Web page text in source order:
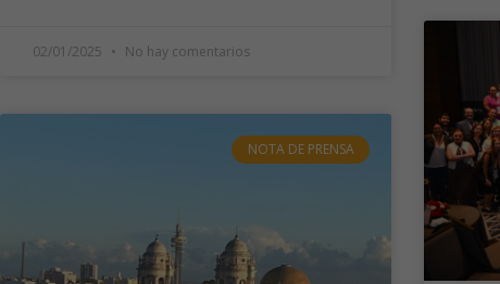
02/01/2025 No hay comentarios
NOTA DE PRENSA